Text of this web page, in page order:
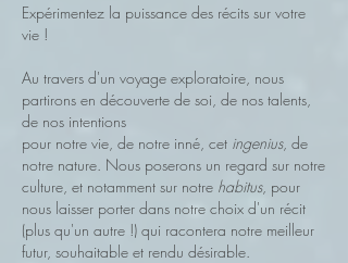
Expérimentez la puissance des récits sur votre
vie !
Au travers d'un voyage exploratoire, nous
partirons en découverte de soi, de nos talents,
de nos intentions
pour notre vie, de notre inné, cet ingenius, de
notre nature. Nous poserons un regard sur notre
culture, et notamment sur notre habitus, pour
nous laisser porter dans notre choix d'un récit
(plus qu'un autre !) qui racontera notre meilleur
futur, souhaitable et rendu désirable.